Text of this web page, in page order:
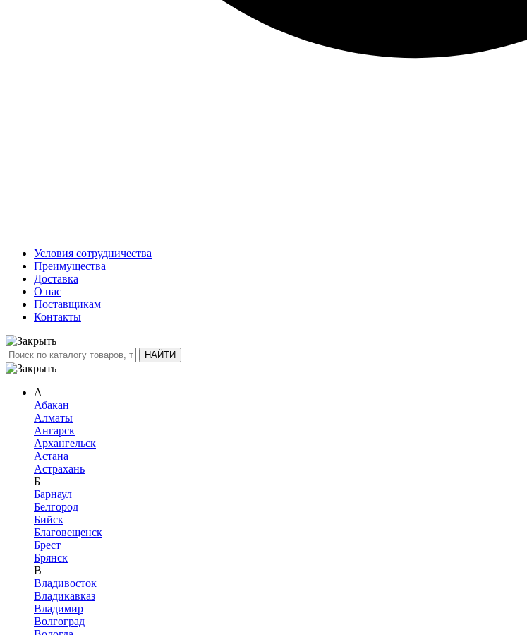
Условия сотрудничества
Преимущества
Доставка
О нас
Поставщикам
Контакты
А
Абакан
Алматы
Ангарск
Архангельск
Астана
Астрахань
Б
Барнаул
Белгород
Бийск
Благовещенск
Брест
Брянск
В
Владивосток
Владикавказ
Владимир
Волгоград